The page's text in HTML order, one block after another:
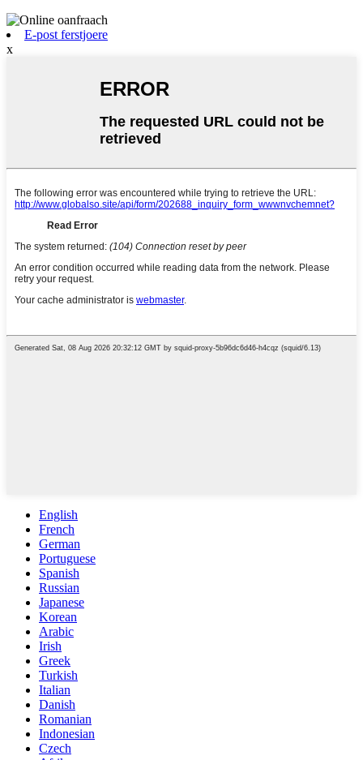
E-post ferstjoere
x
English
French
German
Portuguese
Spanish
Russian
Japanese
Korean
Arabic
Irish
Greek
Turkish
Italian
Danish
Romanian
Indonesian
Czech